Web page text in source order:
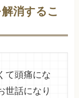
消するこ
て頭痛にな
世話になり